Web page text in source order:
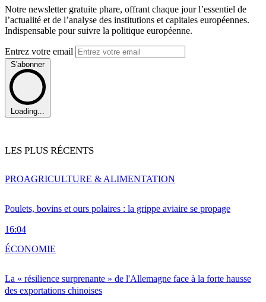
Notre newsletter gratuite phare, offrant chaque jour l’essentiel de
l’actualité et de l’analyse des institutions et capitales européennes.
Indispensable pour suivre la politique européenne.
Entrez votre email
S'abonner
Loading...
LES PLUS RÉCENTS
Poulets, bovins et ours polaires : la grippe aviaire se propage
16:04
PROAGRICULTURE & ALIMENTATION
La « résilience surprenante » de l'Allemagne face à la forte hausse
des exportations chinoises
ÉCONOMIE